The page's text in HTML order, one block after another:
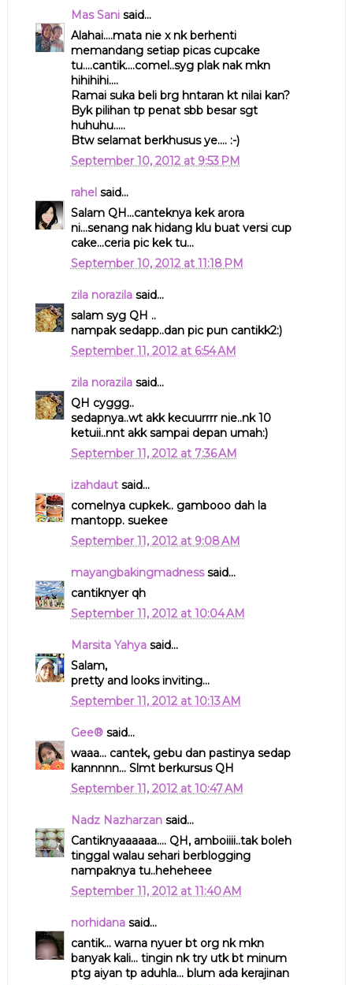
Mas Sanisaid...
Alahai....mata nie x nk berhenti
memandang setiap picas cupcake
tu....cantik....comel..syg plak nak mkn
hihihihi....
Ramai suka beli brg hntaran kt nilai kan?
Byk pilihan tp penat sbb besar sgt
huhuhu.....
Btw selamat berkhusus ye.... :-)
September 10, 2012 at 9:53 PM
rahelsaid...
Salam QH...canteknya kek arora
ni...senang nak hidang klu buat versi cup
cake...ceria pic kek tu...
September 10, 2012 at 11:18 PM
zila norazilasaid...
salam syg QH ..
nampak sedapp..dan pic pun cantikk2:)
September 11, 2012 at 6:54 AM
zila norazilasaid...
QH cyggg..
sedapnya..wt akk kecuurrrr nie..nk 10
ketuii..nnt akk sampai depan umah:)
September 11, 2012 at 7:36 AM
izahdautsaid...
comelnya cupkek.. gambooo dah la
mantopp. suekee
September 11, 2012 at 9:08 AM
mayangbakingmadnesssaid...
cantiknyer qh
September 11, 2012 at 10:04 AM
Marsita Yahyasaid...
Salam,
pretty and looks inviting...
September 11, 2012 at 10:13 AM
Gee®said...
waaa... cantek, gebu dan pastinya sedap
kannnnn... Slmt berkursus QH
September 11, 2012 at 10:47 AM
Nadz Nazharzansaid...
Cantiknyaaaaaa.... QH, amboiiii..tak boleh
tinggal walau sehari berblogging
nampaknya tu..heheheee
September 11, 2012 at 11:40 AM
norhidanasaid...
cantik... warna nyuer bt org nk mkn
banyak kali... tingin nk try utk bt minum
ptg aiyan tp aduhla... blum ada kerajinan